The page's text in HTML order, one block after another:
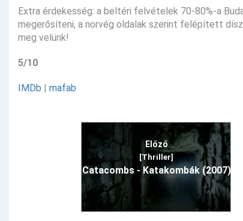
Extra érdekesség: a beltéri felvételek 70-80%-a
megerősíteni, a norvég oldalak szerint felépített
meg velünk!
5/10
IMDb | mafab
Előző
[Thriller]
Catacombs - Katakombák (2007)